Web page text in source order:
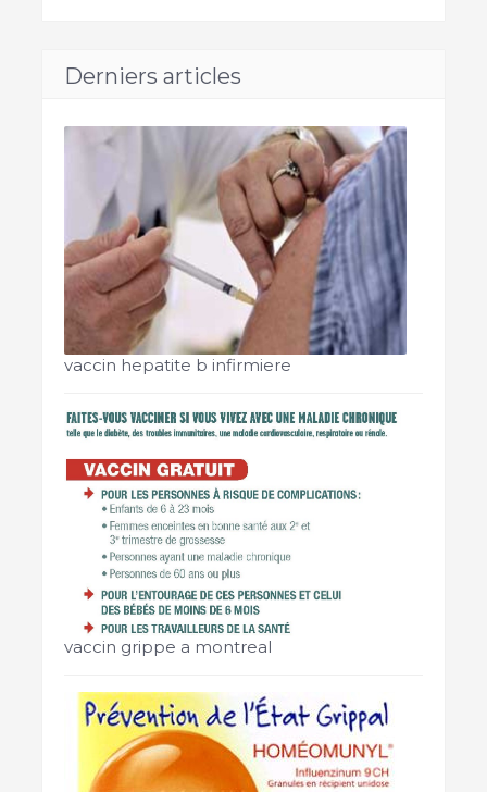
Derniers articles
vaccin hepatite b infirmiere
vaccin grippe a montreal